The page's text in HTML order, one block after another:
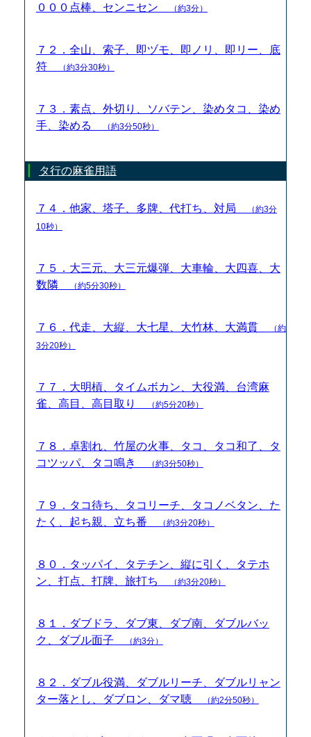
０００点棒、センニセン
（約3分）
７２．全山、索子、即ヅモ、即ノリ、即リー、底
符
（約3分30秒）
７３．素点、外切り、ソバテン、染めタコ、染め
手、染める
（約3分50秒）
タ行の麻雀用語
７４．他家、塔子、多牌、代打ち、対局
（約3分
10秒）
７５．大三元、大三元爆弾、大車輪、大四喜、大
数隣
（約5分30秒）
７６．代走、大縦、大七星、大竹林、大満貫
（約
3分20秒）
７７．大明槓、タイムボカン、大役満、台湾麻
雀、高目、高目取り
（約5分20秒）
７８．卓割れ、竹屋の火事、タコ、タコ和了、タ
コツッパ、タコ鳴き
（約3分50秒）
７９．タコ待ち、タコリーチ、タコノベタン、た
たく、起ち親、立ち番
（約3分20秒）
８０．タッパイ、タテチン、縦に引く、タテホ
ン、打点、打牌、旅打ち
（約3分20秒）
８１．ダブドラ、ダブ東、ダブ南、ダブルバッ
ク、ダブル面子
（約3分）
８２．ダブル役満、ダブルリーチ、ダブルリャン
ター落とし、ダブロン、ダマ聴
（約2分50秒）